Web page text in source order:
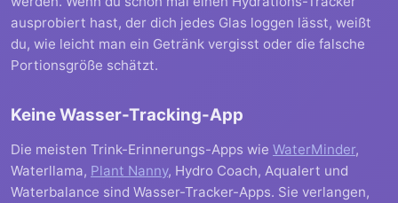
ausprobiert hast, der dich jedes Glas loggen lässt, weißt
du, wie leicht man ein Getränk vergisst oder die falsche
Portionsgröße schätzt.
Keine Wasser-Tracking-App
Die meisten Trink-Erinnerungs-Apps wie WaterMinder,
Waterllama, Plant Nanny, Hydro Coach, Aqualert und
Waterbalance sind Wasser-Tracker-Apps. Sie verlangen,